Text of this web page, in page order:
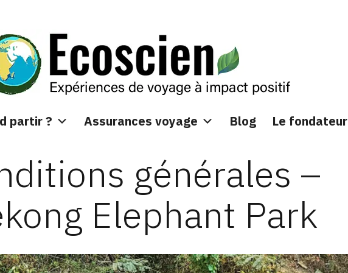
et culturels
partir ? Assurances voyage Blog Le fondateur
générales –
Elephant Park